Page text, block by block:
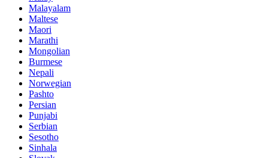
Malayalam
Maltese
Maori
Marathi
Mongolian
Burmese
Nepali
Norwegian
Pashto
Persian
Punjabi
Serbian
Sesotho
Sinhala